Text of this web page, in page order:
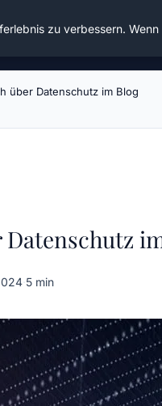
über Datenschutz im Blog
·5 min
zu verbessern.